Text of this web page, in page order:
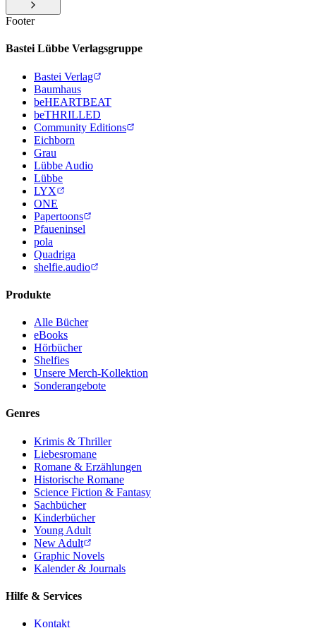
Footer
Bastei Lübbe Verlagsgruppe
Bastei Verlag
Baumhaus
beHEARTBEAT
beTHRILLED
Community Editions
Eichborn
Grau
Lübbe Audio
Lübbe
LYX
ONE
Papertoons
Pfaueninsel
pola
Quadriga
shelfie.audio
Produkte
Alle Bücher
eBooks
Hörbücher
Shelfies
Unsere Merch-Kollektion
Sonderangebote
Genres
Krimis & Thriller
Liebesromane
Romane & Erzählungen
Historische Romane
Science Fiction & Fantasy
Sachbücher
Kinderbücher
Young Adult
New Adult
Graphic Novels
Kalender & Journals
Hilfe & Services
Kontakt